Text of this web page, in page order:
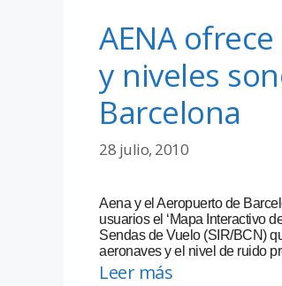
AENA
y niveles
Barcelona
28 julio, 2010
Aena y el Aeropuerto de
usuarios el ‘Mapa Interactivo
Sendas de Vuelo (SIR/BCN)
aeronaves y el nivel de ruido
Leer más